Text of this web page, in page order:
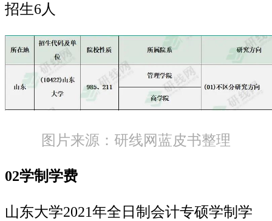
招生6人
图片来源：研线网蓝皮书整理
02学制学费
山东大学2021年全日制会计专硕学制学